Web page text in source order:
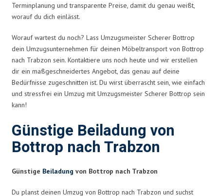
Terminplanung und transparente Preise, damit du genau weißt,
worauf du dich einlässt.
Worauf wartest du noch? Lass Umzugsmeister Scherer Bottrop
dein Umzugsunternehmen für deinen Möbeltransport von Bottrop
nach Trabzon sein. Kontaktiere uns noch heute und wir erstellen
dir ein maßgeschneidertes Angebot, das genau auf deine
Bedürfnisse zugeschnitten ist. Du wirst überrascht sein, wie einfach
und stressfrei ein Umzug mit Umzugsmeister Scherer Bottrop sein
kann!
Günstige Beiladung von
Bottrop nach Trabzon
Günstige Beiladung von Bottrop nach Trabzon
Du planst deinen Umzug von Bottrop nach Trabzon und suchst